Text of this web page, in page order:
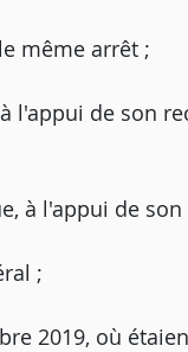
même arrêt ;
l'appui de son
à l'appui de
;
2019, où